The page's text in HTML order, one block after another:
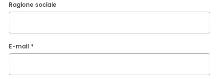
Ragione sociale
E-mail *